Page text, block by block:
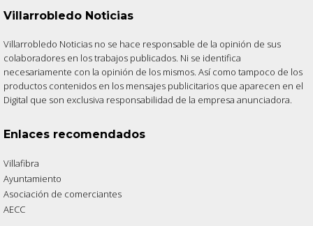
Villarrobledo Noticias
Villarrobledo Noticias no se hace responsable de la opinión de sus
colaboradores en los trabajos publicados. Ni se identifica
necesariamente con la opinión de los mismos. Así como tampoco de los
productos contenidos en los mensajes publicitarios que aparecen en el
Digital que son exclusiva responsabilidad de la empresa anunciadora.
Enlaces recomendados
Villafibra
Ayuntamiento
Asociación de comerciantes
AECC